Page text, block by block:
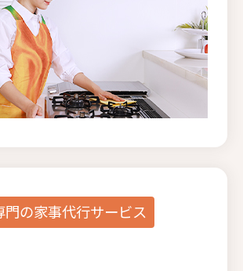
門の家事代行サービス